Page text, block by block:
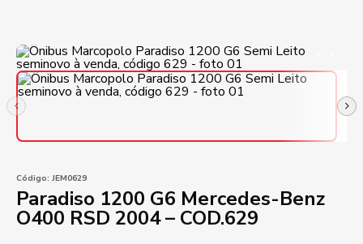
Código: JEM0629
Paradiso 1200 G6 Mercedes-Benz
O400 RSD 2004 – COD.629